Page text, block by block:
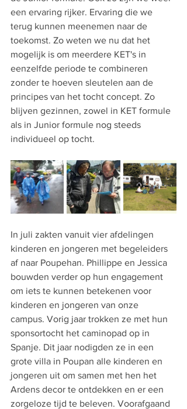
een ervaring rijker. Ervaring die we
terug kunnen meenemen naar de
toekomst. Zo weten we nu dat het
mogelijk is om meerdere KET's in
eenzelfde periode te combineren
zonder te hoeven sleutelen aan de
principes van het tocht concept. Zo
blijven gezinnen, zowel in KET formule
als in Junior formule nog steeds
individueel op tocht.
In juli zakten vanuit vier afdelingen
kinderen en jongeren met begeleiders
af naar Poupehan. Phillippe en Jessica
bouwden verder op hun engagement
om iets te kunnen betekenen voor
kinderen en jongeren van onze
campus. Vorig jaar trokken ze met hun
sponsortocht het caminopad op in
Spanje. Dit jaar nodigden ze in een
grote villa in Poupan alle kinderen en
jongeren uit om samen met hen het
Ardens decor te ontdekken en er een
zorgeloze tijd te beleven. Voorafgaand